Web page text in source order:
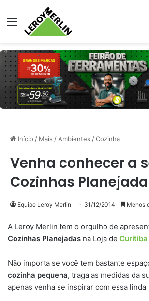
Menu
Início / Mais /Ambientes /Cozinha
Venha conhecer a
Cozinhas
Equipe Leroy Merlin 31/12/2014 Menos
A Leroy Merlin tem o orgulho de
Cozinhas Planejadas na Loja de Curitiba
Não importa se você tem bastante
cozinha pequena, traga as medidas da
apenas venha se inspirar com essa linda